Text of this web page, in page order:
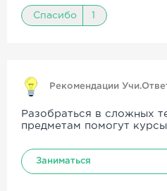
Спасибо 1
Рекомендации
Разобраться в сложных
предметам помогут
Заниматься